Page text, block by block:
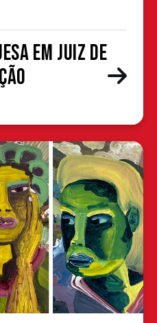
em Juiz de